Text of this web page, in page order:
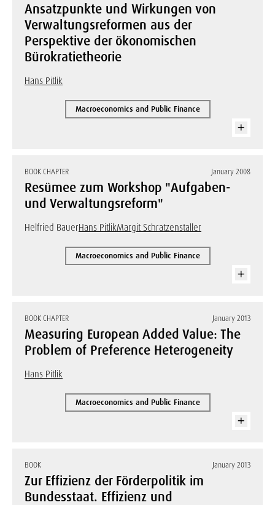
Ansatzpunkte und Wirkungen von
Verwaltungsreformen aus der
Perspektive der ökonomischen
Bürokratietheorie
Hans Pitlik
Macroeconomics and Public Finance
BOOK CHAPTER January 2008
Resümee zum Workshop "Aufgaben-
und Verwaltungsreform"
Helfried BauerHans PitlikMargit Schratzenstaller
Macroeconomics and Public Finance
BOOK CHAPTER January 2013
Measuring European Added Value: The
Problem of Preference Heterogeneity
Hans Pitlik
Macroeconomics and Public Finance
BOOK January 2013
Zur Effizienz der Förderpolitik im
Bundesstaat. Effizienz und